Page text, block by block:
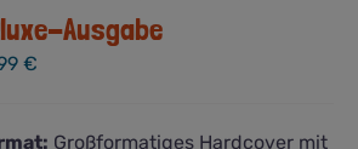
Ausgabe
€
Großformatiges Hardcover mit